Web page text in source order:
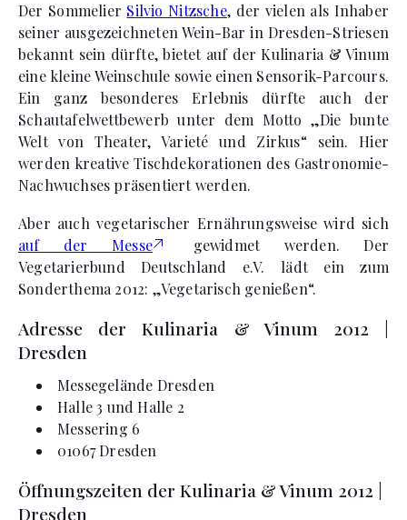
Der Sommelier Silvio Nitzsche, der vielen als Inhaber
seiner ausgezeichneten Wein-Bar in Dresden-Striesen
bekannt sein dürfte, bietet auf der Kulinaria & Vinum
eine kleine Weinschule sowie einen Sensorik-Parcours.
Ein ganz besonderes Erlebnis dürfte auch der
Schautafelwettbewerb unter dem Motto „Die bunte
Welt von Theater, Varieté und Zirkus“ sein. Hier
werden kreative Tischdekorationen des Gastronomie-
Nachwuchses präsentiert werden.
Aber auch vegetarischer Ernährungsweise wird sich
auf der Messe
gewidmet werden. Der
Vegetarierbund Deutschland e.V. lädt ein zum
Sonderthema 2012: „Vegetarisch genießen“.
Adresse der Kulinaria & Vinum 2012 |
Dresden
Messegelände Dresden
Halle 3 und Halle 2
Messering 6
01067 Dresden
Öffnungszeiten der Kulinaria & Vinum 2012 |
Dresden